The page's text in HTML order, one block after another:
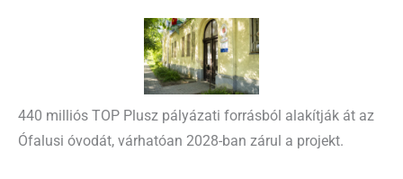
440 milliós TOP Plusz pályázati forrásból alakítják át az
Ófalusi óvodát, várhatóan 2028-ban zárul a projekt.